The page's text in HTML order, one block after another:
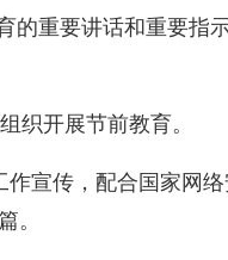
的重要讲话和重要指
织开展节前教育。
作宣传，配合国家网
。